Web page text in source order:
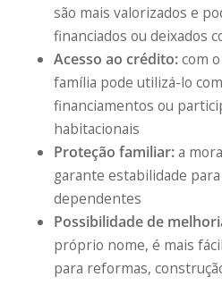
são mais valorizados e
financiados ou deixados
Acesso ao crédito:com
família pode utilizá-lo
financiamentos ou
habitacionais
Proteção familiar:a
garante estabilidade
dependentes
Possibilidade de
próprio nome, é mais
para reformas,